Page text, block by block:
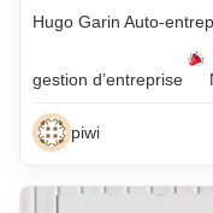
Hugo Garin Auto-
gestion d’entreprise
piwi